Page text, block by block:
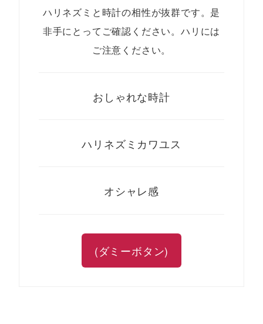
ハリネズミと時計の相性が抜群です。是
非手にとってご確認ください。ハリには
ご注意ください。
おしゃれな時計
ハリネズミカワユス
オシャレ感
(ダミーボタン)